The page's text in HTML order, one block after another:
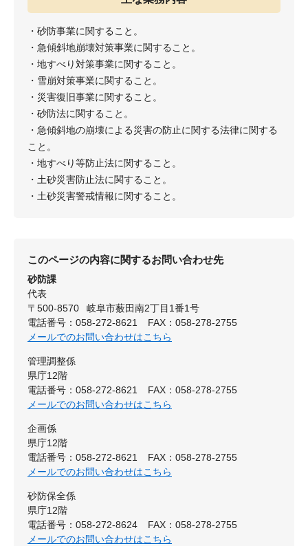
・砂防事業に関すること。
・急傾斜地崩壊対策事業に関すること。
・地すべり対策事業に関すること。
・雪崩対策事業に関すること。
・災害復旧事業に関すること。
・砂防法に関すること。
・急傾斜地の崩壊による災害の防止に関する法律に関する
こと。
・地すべり等防止法に関すること。
・土砂災害防止法に関すること。
・土砂災害警戒情報に関すること。
このページの内容に関するお問い合わせ先
砂防課
代表
〒500-8570
岐阜市薮田南2丁目1番1号
電話番号：058-272-8621
FAX：058-278-2755
メールでのお問い合わせはこちら
管理調整係
県庁12階
電話番号：058-272-8621
FAX：058-278-2755
メールでのお問い合わせはこちら
企画係
県庁12階
電話番号：058-272-8621
FAX：058-278-2755
メールでのお問い合わせはこちら
砂防保全係
県庁12階
電話番号：058-272-8624
FAX：058-278-2755
メールでのお問い合わせはこちら